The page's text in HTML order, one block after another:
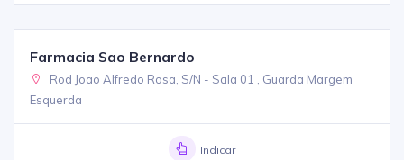
Farmacia Sao Bernardo
Rod Joao Alfredo Rosa, S/N - Sala 01 , Guarda Margem
Esquerda
Indicar